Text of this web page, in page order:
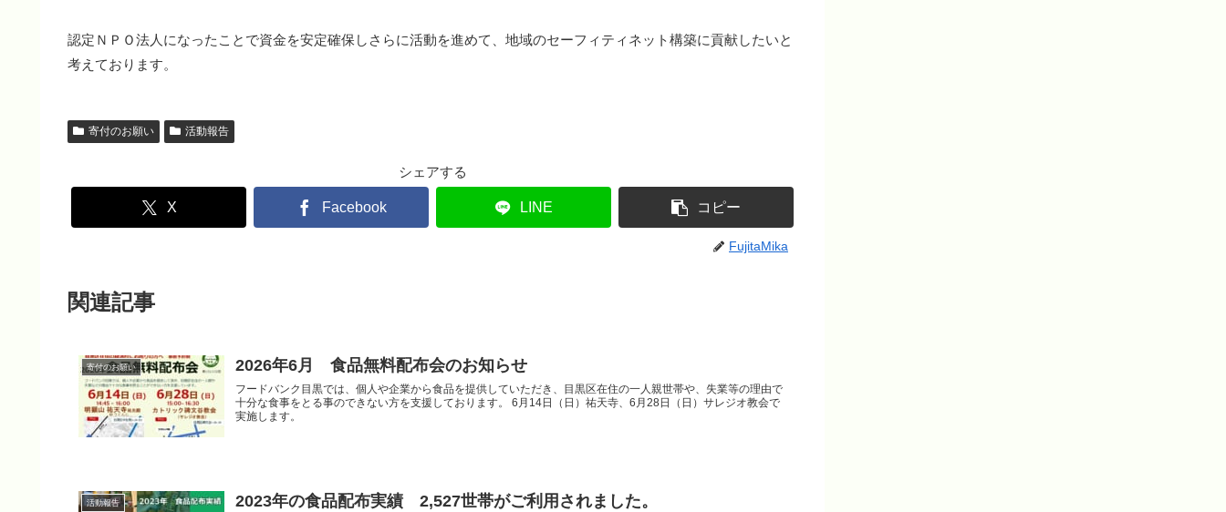
認定ＮＰＯ法人になったことで資金を安定確保しさらに活動を進めて、地域のセーフィティネット構築に貢献したいと
考えております。
寄付のお願い 活動報告
シェアする
X Facebook LINE コピー
FujitaMika
関連記事
寄付のお願い 2026年6月 食品無料配布会のお知らせ
フードバンク目黒では、個人や企業から食品を提供していただき、目黒区在住の一人親世帯や、失業等の理由で
十分な食事をとる事のできない方を支援しております。 6月14日（日）祐天寺、6月28日（日）サレジオ教会で
実施します。
活動報告 2023年の食品配布実績 2,527世帯がご利用されました。